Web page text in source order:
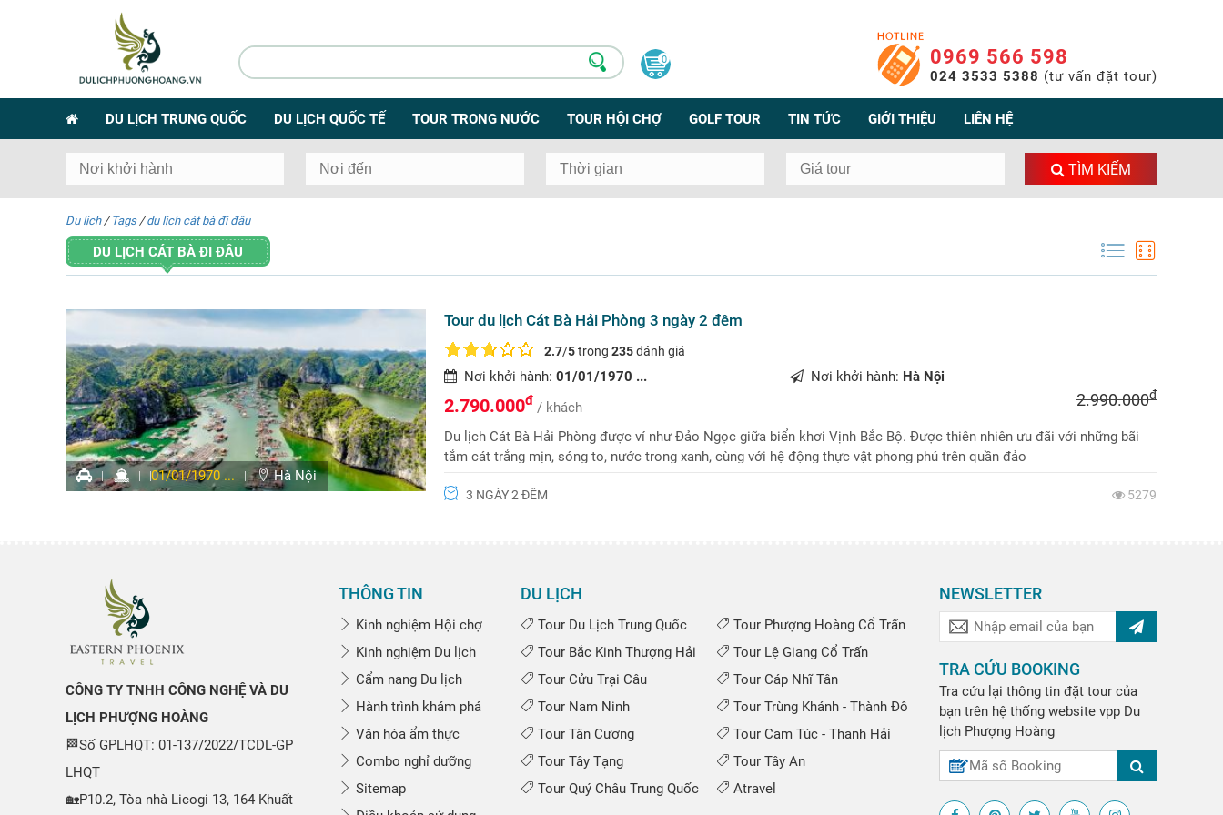
0 0969 566 598
024 3533 5388 (tư vấn đặt tour)
DU LỊCH TRUNG QUỐC DU LỊCH QUỐC TẾ TOUR TRONG NƯỚC TOUR HỘI CHỢ GOLF TOUR TIN TỨC GIỚI THIỆU LIÊN HỆ
TÌM KIẾM
Du lịch / Tags / du lịch cát bà đi đâu
DU LỊCH CÁT BÀ ĐI ĐÂU
01/01/1970 ... Hà Nội
Tour du lịch Cát Bà Hải Phòng 3 ngày 2 đêm
2.7/5trong 235đánh giá
Nơi khởi hành: 01/01/1970 ... Nơi khởi hành: Hà Nội
2.790.000đ / khách 2.990.000đ
Du lịch Cát Bà Hải Phòng được ví như Đảo Ngọc giữa biển khơi Vịnh Bắc Bộ. Được thiên nhiên ưu đãi với những bãi
tắm cát trắng mịn, sóng to, nước trong xanh, cùng với hệ động thực vật phong phú trên quần đảo
3 NGÀY 2 ĐÊM 5279
CÔNG TY TNHH CÔNG NGHỆ VÀ DU
LỊCH PHƯỢNG HOÀNG
🏁Số GPLHQT: 01-137/2022/TCDL-GP
LHQT
🏡P10.2, Tòa nhà Licogi 13, 164 Khuất
THÔNG TIN
Kinh nghiệm Hội chợ
Kinh nghiệm Du lịch
Cẩm nang Du lịch
Hành trình khám phá
Văn hóa ẩm thực
Combo nghỉ dưỡng
Sitemap
DU LỊCH
Tour Du Lịch Trung Quốc
Tour Phượng Hoàng Cổ Trấn
Tour Bắc Kinh Thượng Hải
Tour Lệ Giang Cổ Trấn
Tour Cửu Trại Câu
Tour Cáp Nhĩ Tân
Tour Nam Ninh
Tour Trùng Khánh - Thành Đô
Tour Tân Cương
Tour Cam Túc - Thanh Hải
Tour Tây Tạng
Tour Tây An
Tour Quý Châu Trung Quốc
Atravel
NEWSLETTER
TRA CỨU BOOKING
Tra cứu lại thông tin đặt tour của
bạn trên hệ thống website vpp Du
lịch Phượng Hoàng